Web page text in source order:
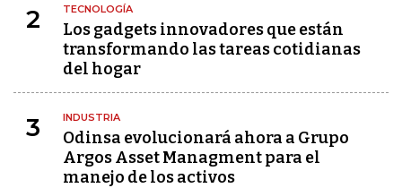
2 TECNOLOGÍA
Los gadgets innovadores que están
transformando las tareas cotidianas
del hogar
3 INDUSTRIA
Odinsa evolucionará ahora a Grupo
Argos Asset Managment para el
manejo de los activos